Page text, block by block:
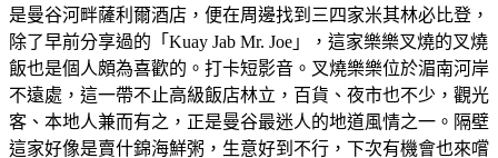
是曼谷河畔薩利爾酒店，便在周邊找到三四家米其林必比登，
除了早前分享過的「Kuay Jab Mr. Joe」，這家樂樂叉燒的叉燒
飯也是個人頗為喜歡的。打卡短影音。叉燒樂樂位於湄南河岸
不遠處，這一帶不止高級飯店林立，百貨、夜市也不少，觀光
客、本地人兼而有之，正是曼谷最迷人的地道風情之一。隔壁
這家好像是賣什錦海鮮粥，生意好到不行，下次有機會也來嚐